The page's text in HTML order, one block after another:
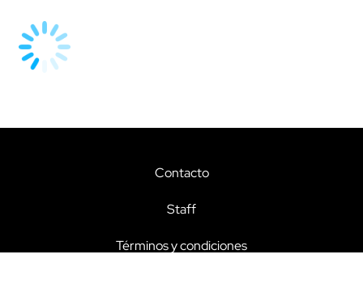
Contacto
Staff
Términos y condiciones